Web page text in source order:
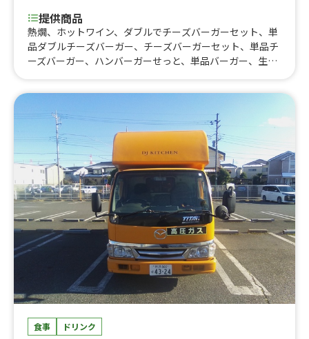
提供商品
熱燗、ホットワイン、ダブルでチーズバーガーセット、単
品ダブルチーズバーガー、チーズバーガーセット、単品チ
ーズバーガー、ハンバーガーせっと、単品バーガー、生ビ
食事 ドリンク